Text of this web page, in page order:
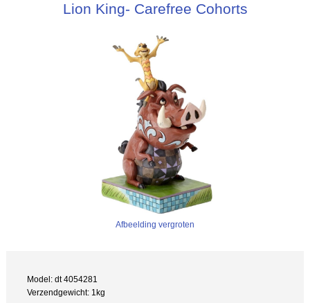
Lion King- Carefree Cohorts
Afbeelding vergroten
Model: dt 4054281
Verzendgewicht: 1kg